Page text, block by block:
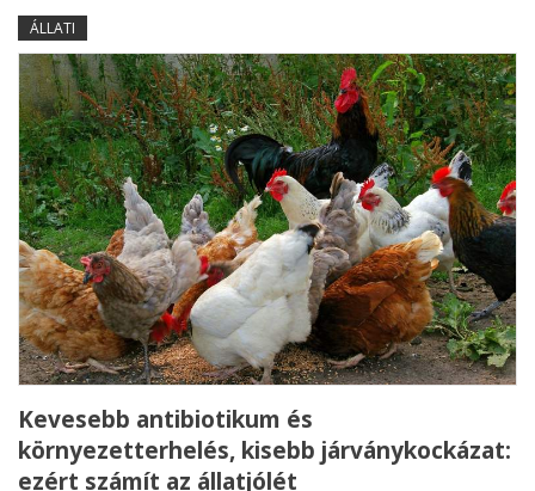
ÁLLATI
Kevesebb antibiotikum és
környezetterhelés, kisebb járványkockázat:
ezért számít az állatjólét